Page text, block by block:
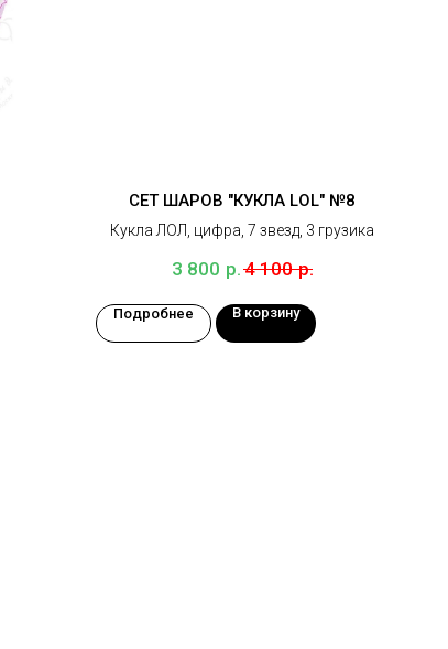
СЕТ ШАРОВ "КУКЛА LOL" №8
Кукла ЛОЛ, цифра, 7 звезд, 3 грузика
3 800 р.4 100 р.
Подробнее В корзину